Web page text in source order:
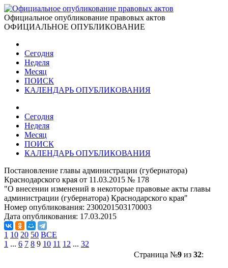
Официальное опубликование правовых актов
ОФИЦИАЛЬНОЕ ОПУБЛИКОВАНИЕ
Сегодня
Неделя
Месяц
ПОИСК
КАЛЕНДАРЬ ОПУБЛИКОВАНИЯ
Сегодня
Неделя
Месяц
ПОИСК
КАЛЕНДАРЬ ОПУБЛИКОВАНИЯ
Постановление главы администрации (губернатора)
Краснодарского края от 11.03.2015 № 178
"О внесении изменений в некоторые правовые акты главы
администрации (губернатора) Краснодарского края"
Номер опубликования: 2300201503170003
Дата опубликования: 17.03.2015
1 10 20 50 ВСЕ
1 ... 6 7 8 9 10 11 12 ... 32
Страница №9из 32: